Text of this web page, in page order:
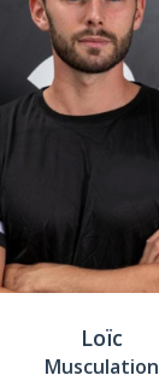
Loïc
Musculation